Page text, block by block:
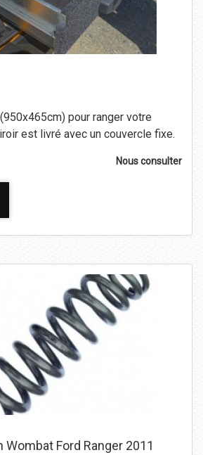
pour ranger votre
est livré avec un couvercle fixe.
Nous consulter
Ford Ranger 2011